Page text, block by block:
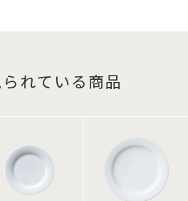
れている商品